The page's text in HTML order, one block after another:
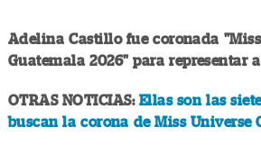
Adelina Castillo fue coronada
Guatemala 2026" para representar
OTRAS NOTICIAS: Ellas son las
buscan la corona de Miss Universe